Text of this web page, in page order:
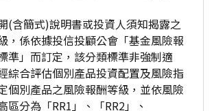
(含簡式)說明書或投資人須知揭露之
，係依據投信投顧公會「基金風險報
準」而訂定，該分類標準非強制適
綜合評估個別產品投資配置及風險指
個別產品之風險報酬等級，並依風險
區分為「RR1」、「RR2」、